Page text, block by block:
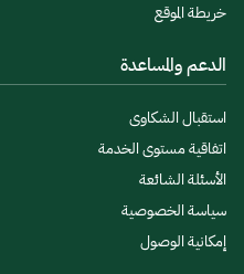
خريطة الموقع
الدعم والمساعدة
استقبال الشكاوى
اتفاقية مستوى الخدمة
الأسئلة الشائعة
سياسة الخصوصية
إمكانية الوصول